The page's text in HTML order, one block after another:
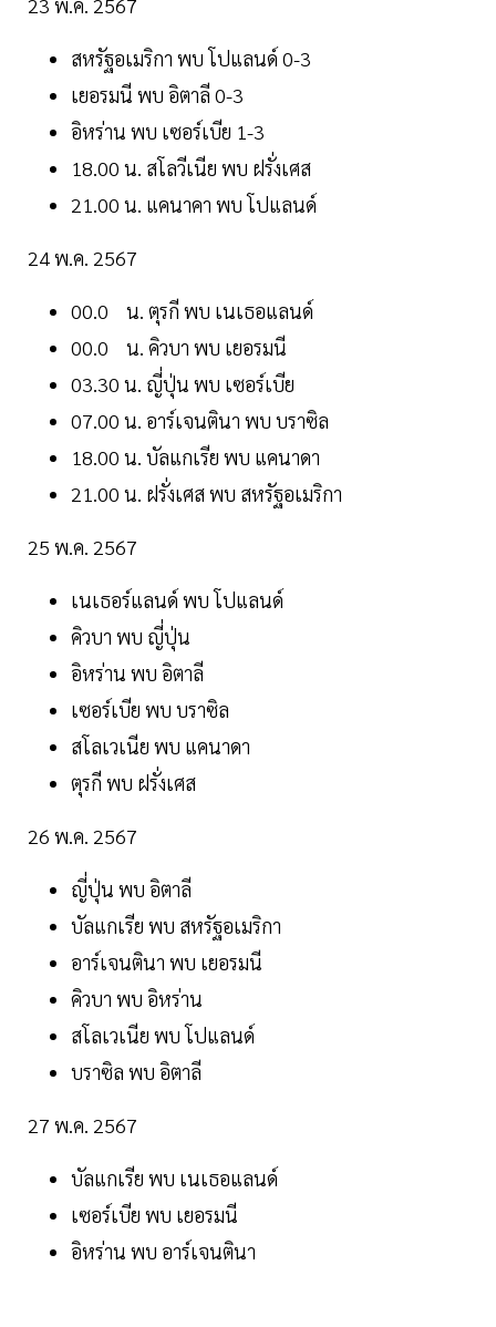
สหรัฐอเมริกา พบ โปแลนด์ 0-3
เยอรมนี พบ อิตาลี 0-3
อิหร่าน พบ เซอร์เบีย 1-3
18.00 น. สโลวีเนีย พบ ฝรั่งเศส
21.00 น. แคนาคา พบ โปแลนด์
24 พ.ค. 2567
00.0 น. ตุรกี พบ เนเธอแลนด์
00.0 น. คิวบา พบ เยอรมนี
03.30 น. ญี่ปุ่น พบ เซอร์เบีย
07.00 น. อาร์เจนตินา พบ บราซิล
18.00 น. บัลแกเรีย พบ แคนาดา
21.00 น. ฝรั่งเศส พบ สหรัฐอเมริกา
25 พ.ค. 2567
เนเธอร์แลนด์ พบ โปแลนด์
คิวบา พบ ญี่ปุ่น
อิหร่าน พบ อิตาลี
เซอร์เบีย พบ บราซิล
สโลเวเนีย พบ แคนาดา
ตุรกี พบ ฝรั่งเศส
26 พ.ค. 2567
ญี่ปุ่น พบ อิตาลี
บัลแกเรีย พบ สหรัฐอเมริกา
อาร์เจนตินา พบ เยอรมนี
คิวบา พบ อิหร่าน
สโลเวเนีย พบ โปแลนด์
บราซิล พบ อิตาลี
27 พ.ค. 2567
บัลแกเรีย พบ เนเธอแลนด์
เซอร์เบีย พบ เยอรมนี
อิหร่าน พบ อาร์เจนตินา